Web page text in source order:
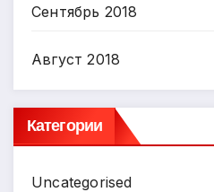
Сентябрь 2018
Август 2018
Категории
Uncategorised